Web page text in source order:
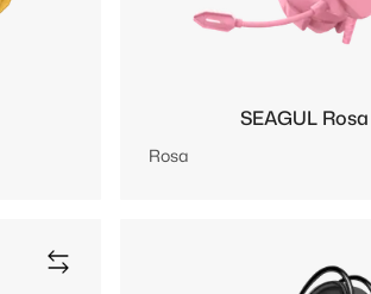
SEAGUL Rosa
Rosa